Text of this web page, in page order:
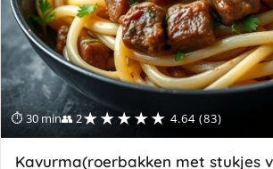
⏱ 30 min👥 2★★★★★ 4.64 (83)
Kavurma(roerbakken met stukjes